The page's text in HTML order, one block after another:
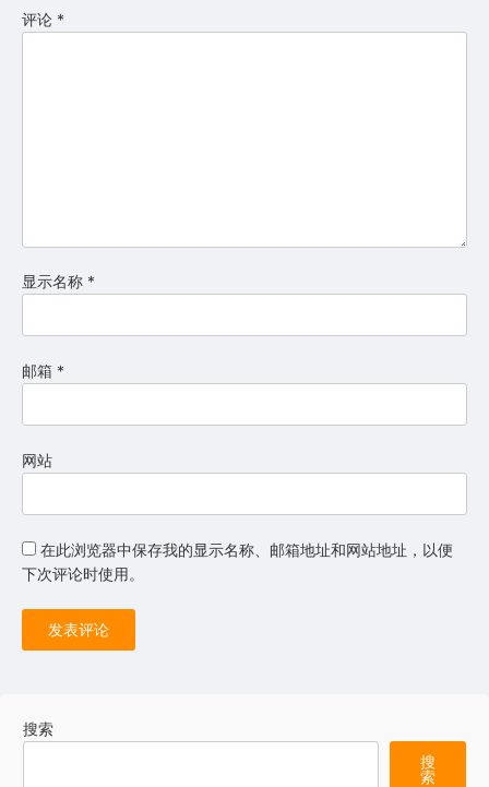
评论 *
显示名称 *
邮箱 *
网站
在此浏览器中保存我的显示名称、邮箱地址和网站地址，以便
下次评论时使用。
搜索
搜
索